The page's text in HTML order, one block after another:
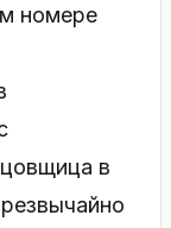
номере
в